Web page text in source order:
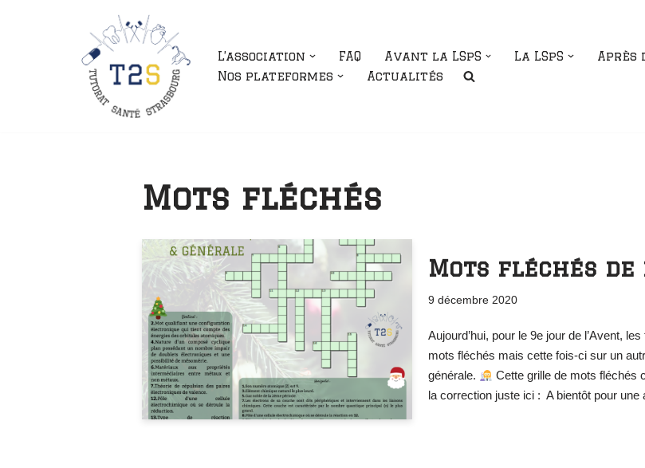
L’association FAQ Avant la LSpS La LSpS Après
Nos plateformes
Actualités
Mots fléchés
Mots fléchés de
9 décembre 2020
Aujourd’hui, pour le 9e jour de l’Avent,
mots fléchés mais cette fois-ci sur un
générale.
Cette grille de mots fléchés
la correction juste ici : A bientôt pour une